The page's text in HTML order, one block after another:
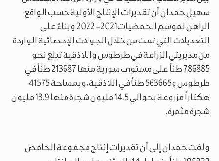
سهيل حمدان أن تقديرات الإنتاج الأولية حسب الواقع
الراهن لموسم الحمضيات2021- 2022 وبناءً على
التعديلات التي تمت من خلال الجولات الإحصائية الواردة
من مديريتي الزراعة في طرطوس واللاذقية تبلغ نحو
786885 طناً على مستوى سورية منها 213687 طناً في
طرطوس و563665 طناً في اللاذقية، وبمساحة 41575
هكتاراً مزروعة بحوالي 14.5 مليون شجرة منها 13.9 مليون
شجرة مثمرة.
ولفت حمدان إلى أن تقديرات إنتاج مجموعة الحامض